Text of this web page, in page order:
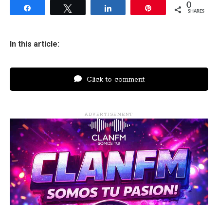
0
SHARES
In this article:
Click to comment
ADVERTISEMENT